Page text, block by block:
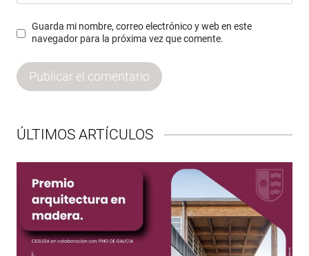
Guarda mi nombre, correo electrónico y web en este
navegador para la próxima vez que comente.
ÚLTIMOS ARTÍCULOS